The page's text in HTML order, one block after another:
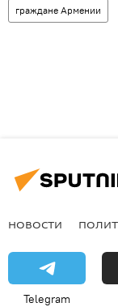
граждане Армении
НОВОСТИ
Telegram